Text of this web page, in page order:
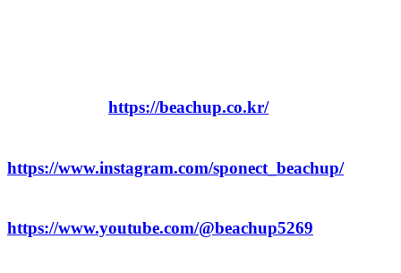
https://beachup.co.kr/
https://www.instagram.com/sponect_beachup/
https://www.youtube.com/@beachup5269